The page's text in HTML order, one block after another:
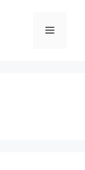
Menu